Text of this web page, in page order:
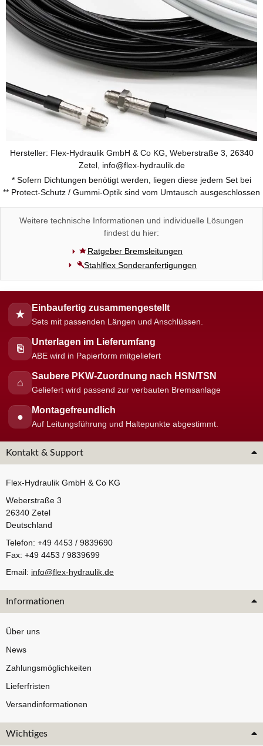
Hersteller: Flex-Hydraulik GmbH & Co KG, Weberstraße 3, 26340
Zetel, info@flex-hydraulik.de
* Sofern Dichtungen benötigt werden, liegen diese jedem Set bei
** Protect-Schutz / Gummi-Optik sind vom Umtausch ausgeschlossen
Weitere technische Informationen und individuelle Lösungen
findest du hier:
Ratgeber Bremsleitungen
Stahlflex Sonderanfertigungen
★
Einbaufertig zusammengestellt
Sets mit passenden Längen und Anschlüssen.
⎘
Unterlagen im Lieferumfang
ABE wird in Papierform mitgeliefert
⌂
Saubere PKW-Zuordnung nach HSN/TSN
Geliefert wird passend zur verbauten Bremsanlage
●
Montagefreundlich
Auf Leitungsführung und Haltepunkte abgestimmt.
Kontakt & Support
Flex-Hydraulik GmbH & Co KG
Weberstraße 3
26340 Zetel
Deutschland
Telefon: +49 4453 / 9839690
Fax: +49 4453 / 9839699
Email: info@flex-hydraulik.de
Informationen
Über uns
News
Zahlungsmöglichkeiten
Lieferfristen
Versandinformationen
Wichtiges